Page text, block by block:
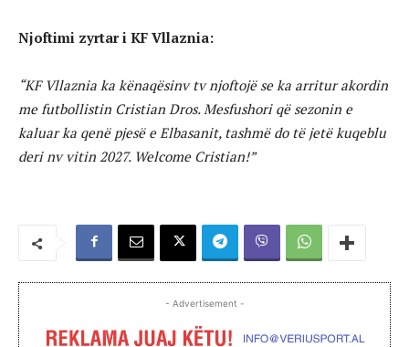
Njoftimi zyrtar i KF Vllaznia:
“KF Vllaznia ka kënaqësinv tv njoftojë se ka arritur akordin
me futbollistin Cristian Dros. Mesfushori që sezonin e
kaluar ka qenë pjesë e Elbasanit, tashmë do të jetë kuqeblu
deri nv vitin 2027. Welcome Cristian!”
- Advertisement -